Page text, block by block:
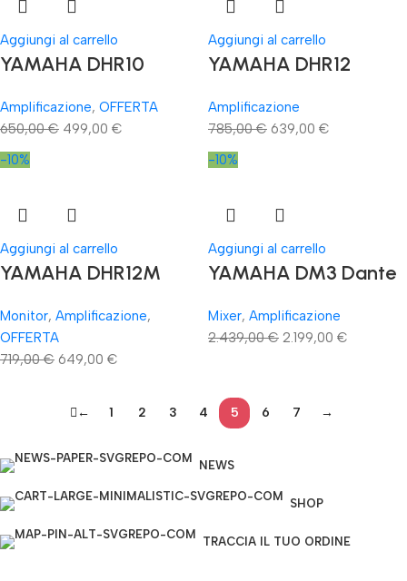
Aggiungi al carrello
YAMAHA DHR10
Amplificazione, OFFERTA
650,00€ 499,00 €
Aggiungi al carrello
YAMAHA DHR12
Amplificazione
785,00€ 639,00 €
-10%
Aggiungi al carrello
YAMAHA DHR12M
Monitor, Amplificazione,
OFFERTA
719,00€ 649,00 €
-10%
Aggiungi al carrello
YAMAHA DM3 Dante
Mixer, Amplificazione
2.439,00€ 2.199,00 €
← 1 2 3 4 5 6 7 →
NEWS
SHOP
TRACCIA IL TUO ORDINE